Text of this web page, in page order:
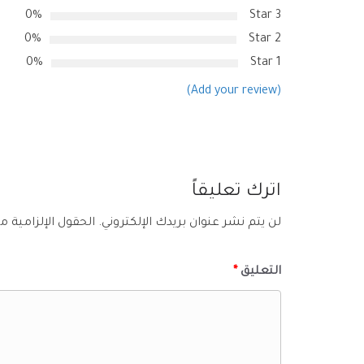
3 Star
0%
2 Star
0%
1 Star
0%
(Add your review)
اترك تعليقاً
لن يتم نشر عنوان بريدك الإلكتروني. الحقول الإلزامية
التعليق *